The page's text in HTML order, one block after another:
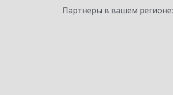
Партнеры в вашем регионе: